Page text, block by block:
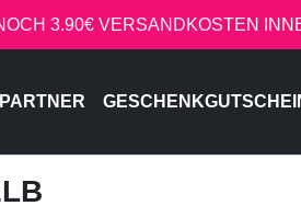
3.90€ VERSANDKOSTEN